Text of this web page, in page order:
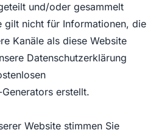
und/oder gesammelt
gilt nicht für Informationen, die
Kanäle als diese Website
Datenschutzerklärung
erstellt.
Website stimmen Sie